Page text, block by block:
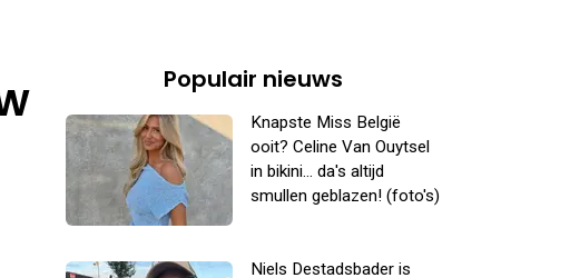
Populair nieuws
Knapste Miss België
ooit? Celine Van Ouytsel
in bikini... da's altijd
smullen geblazen! (foto's)
Niels Destadsbader is